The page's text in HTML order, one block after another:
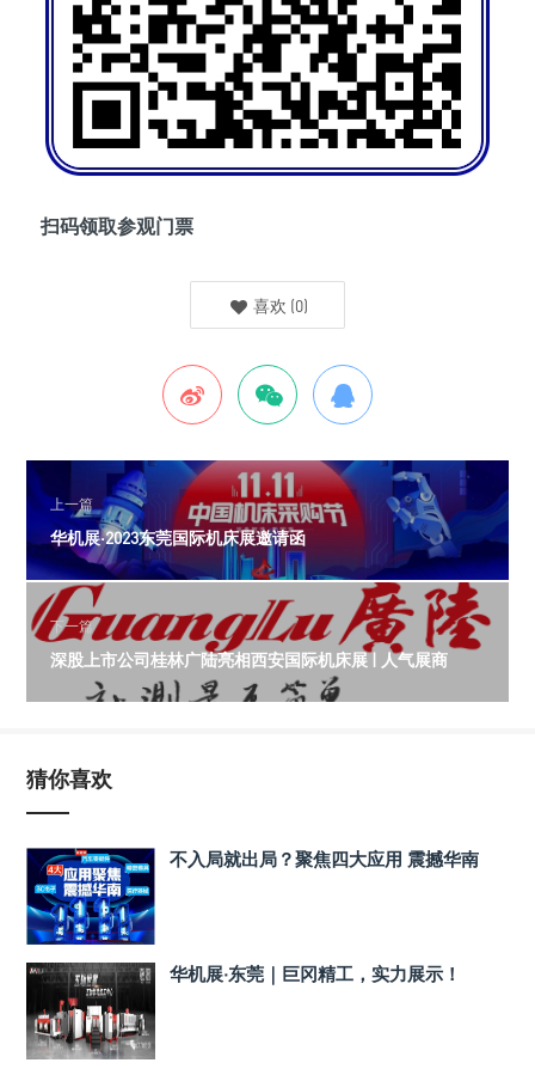
扫码领取参观门票
喜欢 (0)
上一篇
华机展·2023东莞国际机床展邀请函
下一篇
深股上市公司桂林广陆亮相西安国际机床展 | 人气展商
猜你喜欢
不入局就出局？聚焦四大应用 震撼华南
华机展·东莞｜巨冈精工，实力展示！